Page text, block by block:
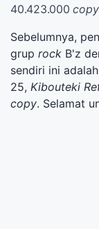
40.423.000copy
Sebelumnya,
grup rock B'z
sendiri ini
25, Kibouteki
copy. Selamat